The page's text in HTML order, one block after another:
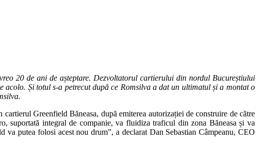
20 de ani de așteptare. Dezvoltatorul cartierului din nordul Bucureștiului
Și totul s-a petrecut după ce Romsilva a dat un ultimatul și a montat o
Greenfield Băneasa, după emiterea autorizației de construire de către
suportată integral de companie, va fluidiza traficul din zona Băneasa și va
putea folosi acest nou drum”, a declarat Dan Sebastian Câmpeanu, CEO